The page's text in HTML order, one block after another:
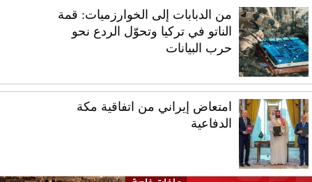
من الدبابات إلى الخوارزميات: قمة
الناتو في تركيا وتحوّل الردع نحو
حرب البيانات
امتعاض إيراني من اتفاقية مكة
الدفاعية